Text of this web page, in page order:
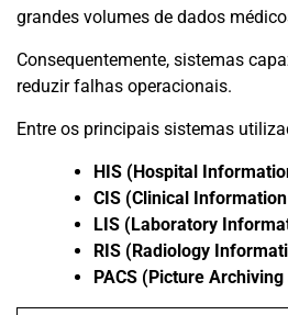
grandes volumes de dados
Consequentemente, sistemas
reduzir falhas operacionais.
Entre os principais sistemas
HIS (Hospital
CIS (Clinical
LIS (Laboratory
RIS (Radiology
PACS (Picture